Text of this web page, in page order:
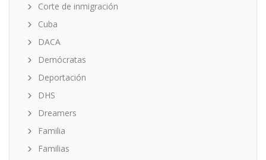
Corte de inmigración
Cuba
DACA
Demócratas
Deportación
DHS
Dreamers
Familia
Familias